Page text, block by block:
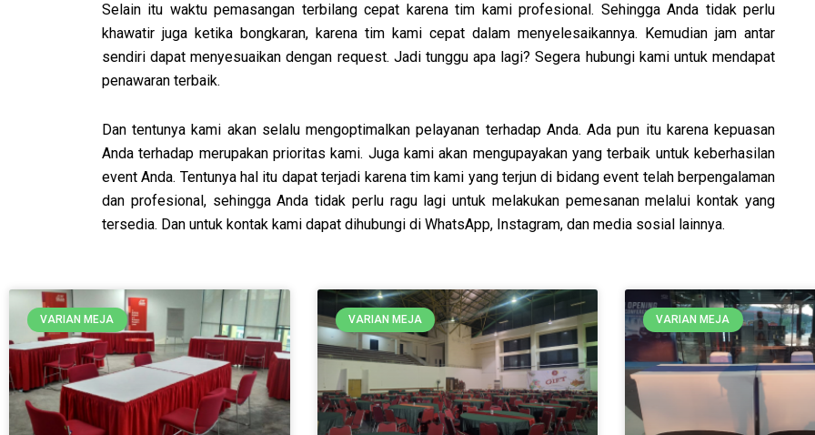
Selain itu waktu pemasangan terbilang cepat karena tim kami profesional. Sehingga Anda tidak perlu
khawatir juga ketika bongkaran, karena tim kami cepat dalam menyelesaikannya. Kemudian jam antar
sendiri dapat menyesuaikan dengan request. Jadi tunggu apa lagi? Segera hubungi kami untuk mendapat
penawaran terbaik.
Dan tentunya kami akan selalu mengoptimalkan pelayanan terhadap Anda. Ada pun itu karena kepuasan
Anda terhadap merupakan prioritas kami. Juga kami akan mengupayakan yang terbaik untuk keberhasilan
event Anda. Tentunya hal itu dapat terjadi karena tim kami yang terjun di bidang event telah berpengalaman
dan profesional, sehingga Anda tidak perlu ragu lagi untuk melakukan pemesanan melalui kontak yang
tersedia. Dan untuk kontak kami dapat dihubungi di WhatsApp, Instagram, dan media sosial lainnya.
VARIAN MEJA VARIAN MEJA VARIAN MEJA
PagePage PagePagePagePagePage